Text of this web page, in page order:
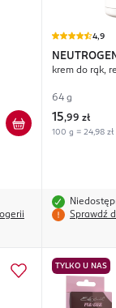
4,9
krem do rąk,
64 g
15,99 zł
100 g = 24,98 zł
Sprawdź
TYLKO U NAS